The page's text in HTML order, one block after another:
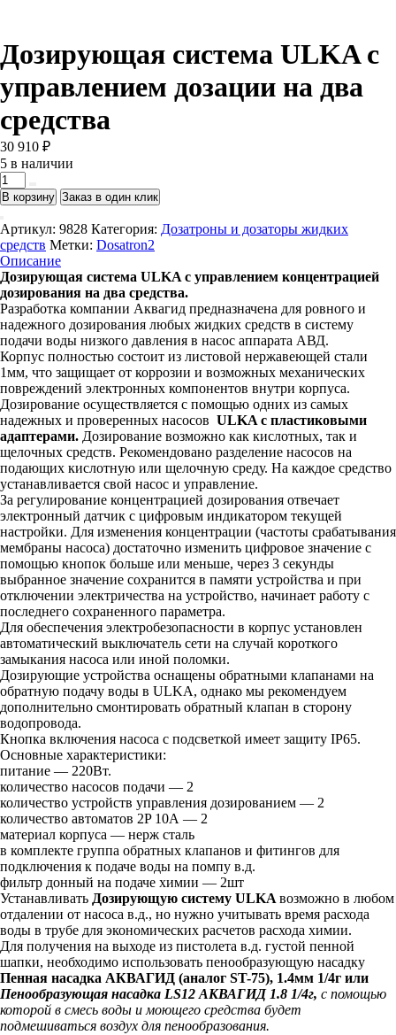
Дозирующая система ULKA с
управлением дозации на два
средства
30 910 ₽
5 в наличии
Количество
товара
Дозирующая
система
ULKA
с
управлением
дозации
на
два
средства
В корзину Заказ в один клик
Артикул: 9828 Категория: Дозатроны и дозаторы жидких
средств Метки: Dosatron2
Описание
Дозирующая система ULKA с управлением концентрацией
дозирования на два средства.
Разработка компании Аквагид предназначена для ровного и
надежного дозирования любых жидких средств в систему
подачи воды низкого давления в насос аппарата АВД.
Корпус полностью состоит из листовой нержавеющей стали
1мм, что защищает от коррозии и возможных механических
повреждений электронных компонентов внутри корпуса.
Дозирование осуществляется с помощью одних из самых
надежных и проверенных насосов ULKA с пластиковыми
адаптерами. Дозирование возможно как кислотных, так и
щелочных средств. Рекомендовано разделение насосов на
подающих кислотную или щелочную среду. На каждое средство
устанавливается свой насос и управление.
За регулирование концентрацией дозирования отвечает
электронный датчик с цифровым индикатором текущей
настройки. Для изменения концентрации (частоты срабатывания
мембраны насоса) достаточно изменить цифровое значение с
помощью кнопок больше или меньше, через 3 секунды
выбранное значение сохранится в памяти устройства и при
отключении электричества на устройство, начинает работу с
последнего сохраненного параметра.
Для обеспечения электробезопасности в корпус установлен
автоматический выключатель сети на случай короткого
замыкания насоса или иной поломки.
Дозирующие устройства оснащены обратными клапанами на
обратную подачу воды в ULKA, однако мы рекомендуем
дополнительно смонтировать обратный клапан в сторону
водопровода.
Кнопка включения насоса с подсветкой имеет защиту IP65.
Основные характеристики:
питание — 220Вт.
количество насосов подачи — 2
количество устройств управления дозированием — 2
количество автоматов 2P 10А — 2
материал корпуса — нерж сталь
в комплекте группа обратных клапанов и фитингов для
подключения к подаче воды на помпу в.д.
фильтр донный на подаче химии — 2шт
Устанавливать Дозирующую систему ULKA возможно в любом
отдалении от насоса в.д., но нужно учитывать время расхода
воды в трубе для экономических расчетов расхода химии.
Для получения на выходе из пистолета в.д. густой пенной
шапки, необходимо использовать пенообразующую насадку
Пенная насадка АКВАГИД (аналог ST-75), 1.4мм 1/4г или
Пенообразующая насадка LS12 АКВАГИД 1.8 1/4г, с помощью
которой в смесь воды и моющего средства будет
подмешиваться воздух для пенообразования.